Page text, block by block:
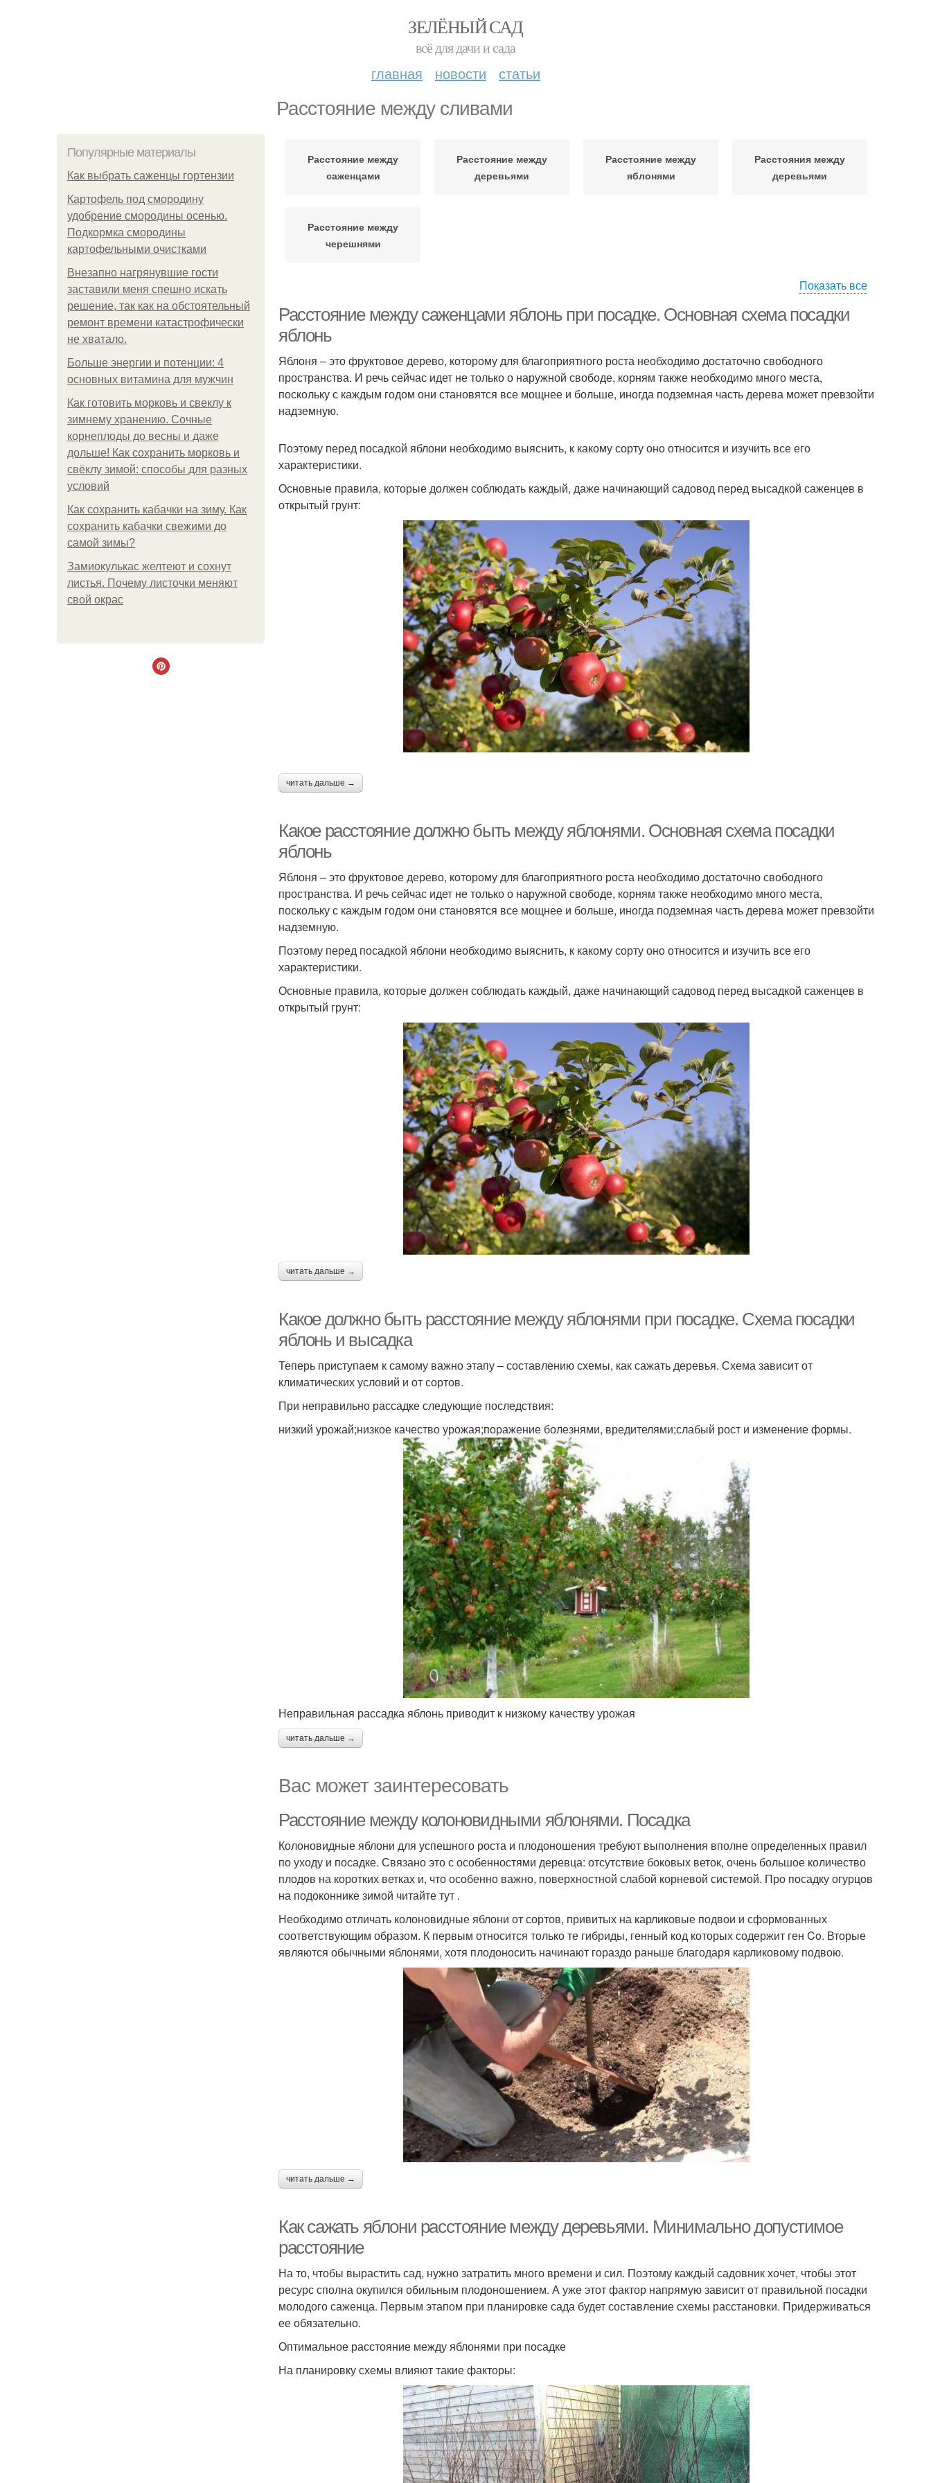
ЗЕЛЁНЫЙ САД
всё для дачи и сада
главная новости статьи
Расстояние между сливами
Популярные материалы
Как выбрать саженцы гортензии
Картофель под смородину
удобрение смородины осенью.
Подкормка смородины
картофельными очистками
Внезапно нагрянувшие гости
заставили меня спешно искать
решение, так как на обстоятельный
ремонт времени катастрофически
не хватало.
Больше энергии и потенции: 4
основных витамина для мужчин
Как готовить морковь и свеклу к
зимнему хранению. Сочные
корнеплоды до весны и даже
дольше! Как сохранить морковь и
свёклу зимой: способы для разных
условий
Как сохранить кабачки на зиму. Как
сохранить кабачки свежими до
самой зимы?
Замиокулькас желтеют и сохнут
листья. Почему листочки меняют
свой окрас
Расстояние между
саженцами
Расстояние между
деревьями
Расстояние между
яблонями
Расстояния между
деревьями
Расстояние между
черешнями
Показать все
Расстояние между саженцами яблонь при посадке. Основная схема посадки
яблонь
Яблоня – это фруктовое дерево, которому для благоприятного роста необходимо достаточно свободного
пространства. И речь сейчас идет не только о наружной свободе, корням также необходимо много места,
поскольку с каждым годом они становятся все мощнее и больше, иногда подземная часть дерева может превзойти
надземную.
Поэтому перед посадкой яблони необходимо выяснить, к какому сорту оно относится и изучить все его
характеристики.
Основные правила, которые должен соблюдать каждый, даже начинающий садовод перед высадкой саженцев в
открытый грунт:
читать дальше →
Какое расстояние должно быть между яблонями. Основная схема посадки
яблонь
Яблоня – это фруктовое дерево, которому для благоприятного роста необходимо достаточно свободного
пространства. И речь сейчас идет не только о наружной свободе, корням также необходимо много места,
поскольку с каждым годом они становятся все мощнее и больше, иногда подземная часть дерева может превзойти
надземную.
Поэтому перед посадкой яблони необходимо выяснить, к какому сорту оно относится и изучить все его
характеристики.
Основные правила, которые должен соблюдать каждый, даже начинающий садовод перед высадкой саженцев в
открытый грунт:
читать дальше →
Какое должно быть расстояние между яблонями при посадке. Схема посадки
яблонь и высадка
Теперь приступаем к самому важно этапу – составлению схемы, как сажать деревья. Схема зависит от
климатических условий и от сортов.
При неправильно рассадке следующие последствия:
низкий урожай;низкое качество урожая;поражение болезнями, вредителями;слабый рост и изменение формы.
Неправильная рассадка яблонь приводит к низкому качеству урожая
читать дальше →
Вас может заинтересовать
Расстояние между колоновидными яблонями. Посадка
Колоновидные яблони для успешного роста и плодоношения требуют выполнения вполне определенных правил
по уходу и посадке. Связано это с особенностями деревца: отсутствие боковых веток, очень большое количество
плодов на коротких ветках и, что особенно важно, поверхностной слабой корневой системой. Про посадку огурцов
на подоконнике зимой читайте тут .
Необходимо отличать колоновидные яблони от сортов, привитых на карликовые подвои и сформованных
соответствующим образом. К первым относится только те гибриды, генный код которых содержит ген Co. Вторые
являются обычными яблонями, хотя плодоносить начинают гораздо раньше благодаря карликовому подвою.
читать дальше →
Как сажать яблони расстояние между деревьями. Минимально допустимое
расстояние
На то, чтобы вырастить сад, нужно затратить много времени и сил. Поэтому каждый садовник хочет, чтобы этот
ресурс сполна окупился обильным плодоношением. А уже этот фактор напрямую зависит от правильной посадки
молодого саженца. Первым этапом при планировке сада будет составление схемы расстановки. Придерживаться
ее обязательно.
Оптимальное расстояние между яблонями при посадке
На планировку схемы влияют такие факторы: